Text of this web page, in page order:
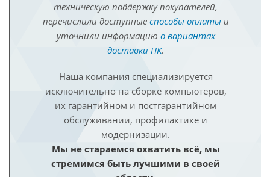
техническую поддержку покупателей,
перечислили доступные способы оплатыи
уточнили информацию о вариантах
доставки ПК.
Наша компания специализируется
исключительно на сборке компьютеров,
их гарантийном и постгарантийном
обслуживании, профилактике и
модернизации.
Мы не стараемся охватить всё, мы
стремимся быть лучшими в своей